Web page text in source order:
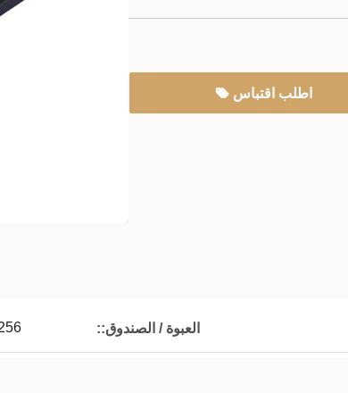
اطلب اقتباس
العبوة / الصندوق::